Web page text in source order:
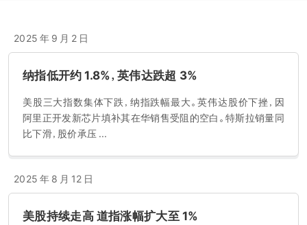
2025 年 9 月 2 日
纳指低开约 1.8%，英伟达跌超 3%
美股三大指数集体下跌，纳指跌幅最大。英伟达股价下挫，因
阿里正开发新芯片填补其在华销售受阻的空白。特斯拉销量同
比下滑，股价承压 ...
2025 年 8 月 12 日
美股持续走高 道指涨幅扩大至 1%